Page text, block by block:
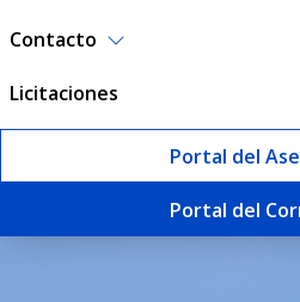
Contacto
Licitaciones
Portal del
Portal del